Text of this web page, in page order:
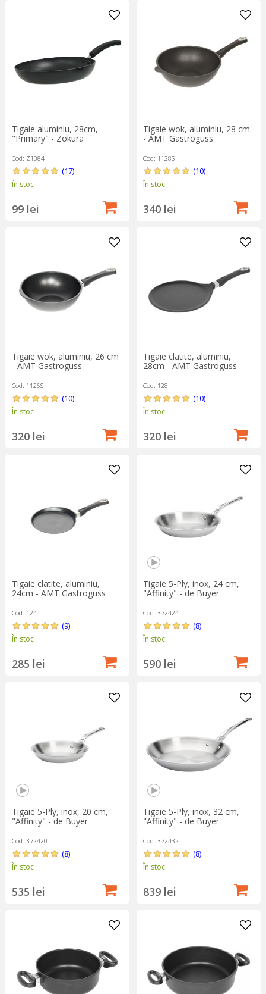
Tigaie aluminiu, 28cm,
"Primary" - Zokura
Cod: Z1084
(17)
În stoc
99 lei
Tigaie wok, aluminiu, 28 cm
- AMT Gastroguss
Cod: 1128S
(10)
În stoc
340 lei
Tigaie wok, aluminiu, 26 cm
- AMT Gastroguss
Cod: 1126S
(10)
În stoc
320 lei
Tigaie clatite, aluminiu,
28cm - AMT Gastroguss
Cod: 128
(10)
În stoc
320 lei
Tigaie clatite, aluminiu,
24cm - AMT Gastroguss
Cod: 124
(9)
În stoc
285 lei
Tigaie 5-Ply, inox, 24 cm,
"Affinity" - de Buyer
Cod: 372424
(8)
În stoc
590 lei
Tigaie 5-Ply, inox, 20 cm,
"Affinity" - de Buyer
Cod: 372420
(8)
În stoc
535 lei
Tigaie 5-Ply, inox, 32 cm,
"Affinity" - de Buyer
Cod: 372432
(8)
În stoc
839 lei